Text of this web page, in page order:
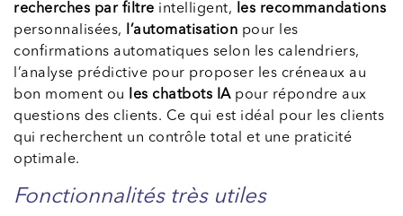
recherches par filtre intelligent,
les recommandations
personnalisées,
l’automatisation pour les
confirmations automatiques selon les calendriers,
l’analyse prédictive pour proposer les créneaux au
bon moment ou
les chatbots IApour répondre aux
questions des clients. Ce qui est idéal pour les clients
qui recherchent un contrôle total et une praticité
optimale.
Fonctionnalités très utiles